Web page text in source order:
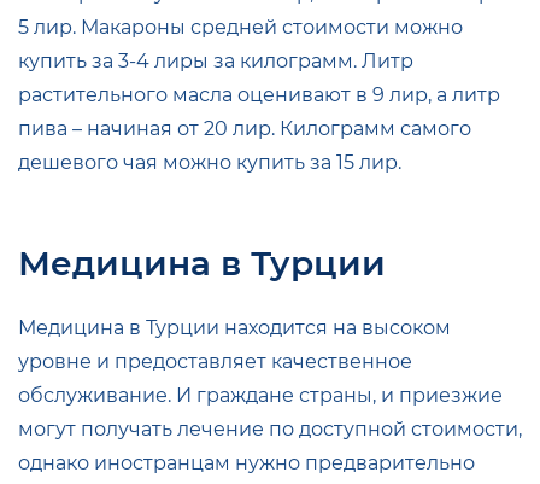
5 лир. Макароны средней стоимости можно
купить за 3-4 лиры за килограмм. Литр
растительного масла оценивают в 9 лир, а литр
пива – начиная от 20 лир. Килограмм самого
дешевого чая можно купить за 15 лир.
Медицина в Турции
Медицина в Турции находится на высоком
уровне и предоставляет качественное
обслуживание. И граждане страны, и приезжие
могут получать лечение по доступной стоимости,
однако иностранцам нужно предварительно